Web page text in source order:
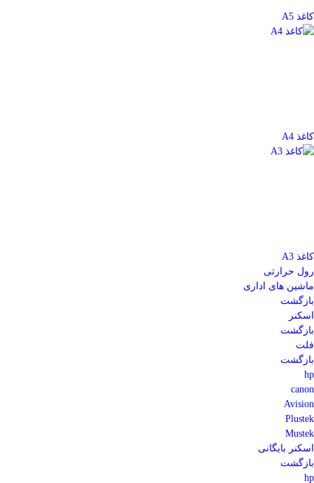
کاغذ A5
کاغذ A4
کاغذ A3
رول حرارتی
ماشین های اداری
بازگشت
اسکنر
بازگشت
فلت
بازگشت
hp
canon
Avision
Plustek
Mustek
اسکنر بایگانی
بازگشت
hp